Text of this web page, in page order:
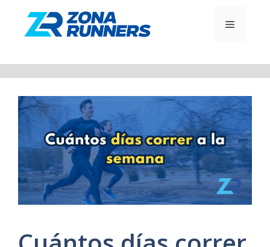
contenido
MENÚ